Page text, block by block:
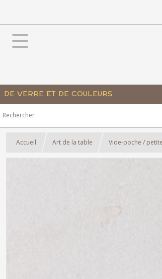
DE VERRE ET DE COULEURS
Accueil Art de la table Vide-poche /